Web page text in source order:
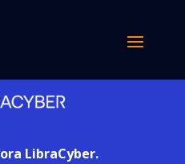
LibraCyber.